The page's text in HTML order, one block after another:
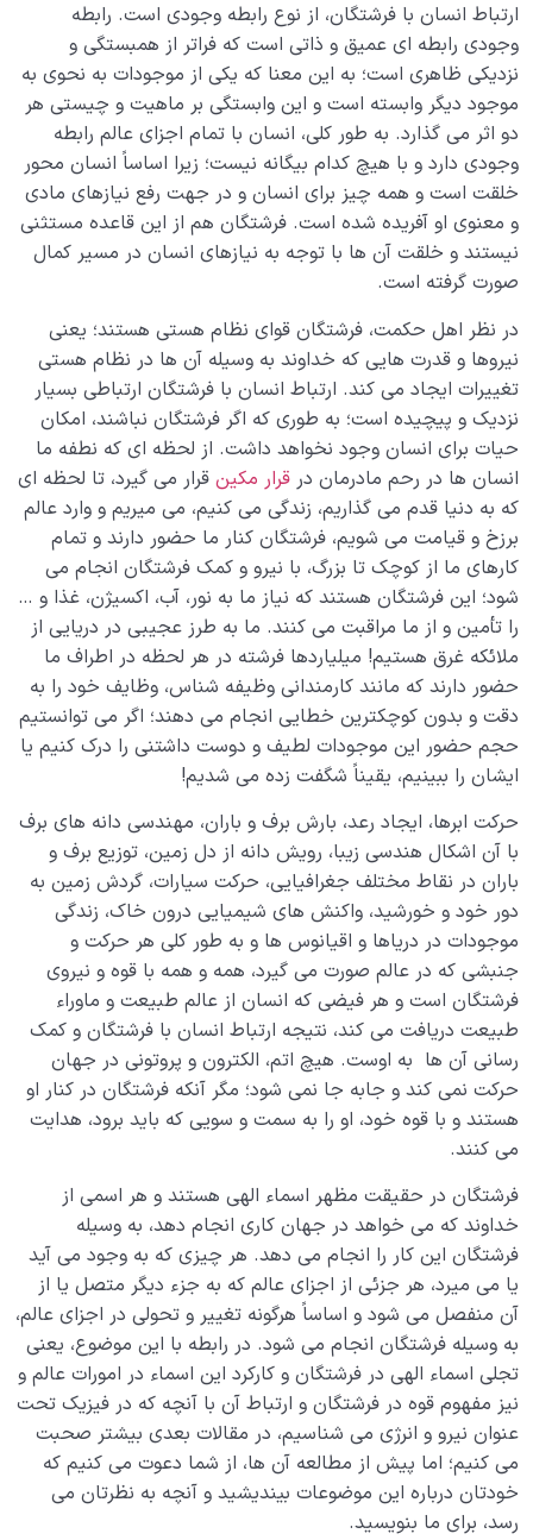
ارتباط انسان با فرشتگان، از نوع رابطه وجودی است. رابطه
وجودی رابطه ای عمیق و ذاتی است که فراتر از همبستگی و
نزدیکی ظاهری است؛ به این معنا که یکی از موجودات به نحوی به
موجود دیگر وابسته است و این وابستگی بر ماهیت و چیستی هر
دو اثر می گذارد. به طور کلی، انسان با تمام اجزای عالم رابطه
وجودی دارد و با هیچ کدام بیگانه نیست؛ زیرا اساساً انسان محور
خلقت است و همه چیز برای انسان و در جهت رفع نیازهای مادی
و معنوی او آفریده شده است. فرشتگان هم از این قاعده مستثنی
نیستند و خلقت آن ها با توجه به نیازهای انسان در مسیر کمال
صورت گرفته است.
در نظر اهل حکمت، فرشتگان قوای نظام هستی هستند؛ یعنی
نیروها و قدرت هایی که خداوند به وسیله آن ها در نظام هستی
تغییرات ایجاد می کند. ارتباط انسان با فرشتگان ارتباطی بسیار
نزدیک و پیچیده است؛ به طوری که اگر فرشتگان نباشند، امکان
حیات برای انسان وجود نخواهد داشت. از لحظه ای که نطفه ما
انسان ها در رحم مادرمان در قرار مکین قرار می گیرد، تا لحظه ای
که به دنیا قدم می گذاریم، زندگی می کنیم، می میریم و وارد عالم
برزخ و قیامت می شویم، فرشتگان کنار ما حضور دارند و تمام
کارهای ما از کوچک تا بزرگ، با نیرو و کمک فرشتگان انجام می
شود؛ این فرشتگان هستند که نیاز ما به نور، آب، اکسیژن، غذا و …
را تأمین و از ما مراقبت می کنند. ما به طرز عجیبی در دریایی از
ملائکه غرق هستیم! میلیاردها فرشته در هر لحظه در اطراف ما
حضور دارند که مانند کارمندانی وظیفه شناس، وظایف خود را به
دقت و بدون کوچکترین خطایی انجام می دهند؛ اگر می توانستیم
حجم حضور این موجودات لطیف و دوست داشتنی را درک کنیم یا
ایشان را ببینیم، یقیناً شگفت زده می شدیم!
حرکت ابرها، ایجاد رعد، بارش برف و باران، مهندسی دانه های برف
با آن اشکال هندسی زیبا، رویش دانه از دل زمین، توزیع برف و
باران در نقاط مختلف جغرافیایی، حرکت سیارات، گردش زمین به
دور خود و خورشید، واکنش های شیمیایی درون خاک، زندگی
موجودات در دریاها و اقیانوس ها و به طور کلی هر حرکت و
جنبشی که در عالم صورت می گیرد، همه و همه با قوه و نیروی
فرشتگان است و هر فیضی که انسان از عالم طبیعت و ماوراء
طبیعت دریافت می کند، نتیجه ارتباط انسان با فرشتگان و کمک
رسانی آن ها به اوست. هیچ اتم، الکترون و پروتونی در جهان
حرکت نمی کند و جابه جا نمی شود؛ مگر آنکه فرشتگان در کنار او
هستند و با قوه خود، او را به سمت و سویی که باید برود، هدایت
می کنند.
فرشتگان در حقیقت مظهر اسماء الهی هستند و هر اسمی از
خداوند که می خواهد در جهان کاری انجام دهد، به وسیله
فرشتگان این کار را انجام می دهد. هر چیزی که به وجود می آید
یا می میرد، هر جزئی از اجزای عالم که به جزء دیگر متصل یا از
آن منفصل می شود و اساساً هرگونه تغییر و تحولی در اجزای عالم،
به وسیله فرشتگان انجام می شود. در رابطه با این موضوع، یعنی
تجلی اسماء الهی در فرشتگان و کارکرد این اسماء در امورات عالم و
نیز مفهوم قوه در فرشتگان و ارتباط آن با آنچه که در فیزیک تحت
عنوان نیرو و انرژی می شناسیم، در مقالات بعدی بیشتر صحبت
می کنیم؛ اما پیش از مطالعه آن ها، از شما دعوت می کنیم که
خودتان درباره این موضوعات بیندیشید و آنچه به نظرتان می
رسد، برای ما بنویسید.